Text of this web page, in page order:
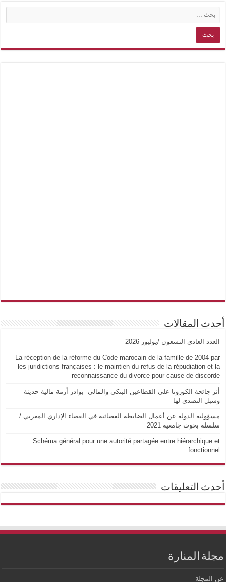
أحدث المقالات
العدد العادي التسعون /يوليوز 2026
La réception de la réforme du Code marocain de la famille de 2004 par
les juridictions françaises : le maintien du refus de la répudiation et la
reconnaissance du divorce pour cause de discorde
أثر جائحة الكورونا على القطاعين البنكي والمالي- بوادر أزمة مالية حديثة
وسبل التصدي لها
مسؤولية الدولة عن أعمال الضابطة القضائية في القضاء الإداري المغربي /
سلسلة بحوث جامعية 2021
Schéma général pour une autorité partagée entre hiérarchique et
fonctionnel
أحدث التعليقات
مجلة المنارة
عن المجلة